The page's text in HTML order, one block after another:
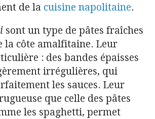
de la cuisine napolitaine.
sont un type de pâtes fraîches
la côte amalfitaine. Leur
: des bandes épaisses
irrégulières, qui
les sauces. Leur
que celle des pâtes
les spaghetti, permet